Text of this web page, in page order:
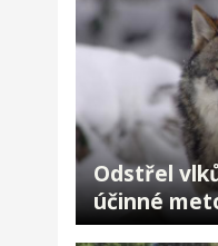
Odstřel
účinné